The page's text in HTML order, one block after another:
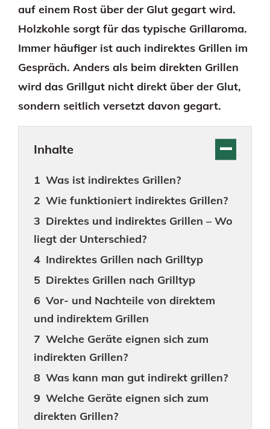
auf einem Rost über der Glut gegart wird.
Holzkohle sorgt für das typische Grillaroma.
Immer häufiger ist auch indirektes Grillen im
Gespräch. Anders als beim direkten Grillen
wird das Grillgut nicht direkt über der Glut,
sondern seitlich versetzt davon gegart.
Inhalte
Was ist indirektes Grillen?
Wie funktioniert indirektes Grillen?
Direktes und indirektes Grillen – Wo
liegt der Unterschied?
Indirektes Grillen nach Grilltyp
Direktes Grillen nach Grilltyp
Vor- und Nachteile von direktem
und indirektem Grillen
Welche Geräte eignen sich zum
indirekten Grillen?
Was kann man gut indirekt grillen?
Welche Geräte eignen sich zum
direkten Grillen?